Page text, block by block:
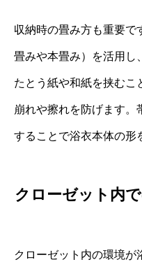
収納時の畳み方も重要で
畳みや本畳み）を活用し
たとう紙や和紙を挟むこ
崩れや擦れを防げます。
することで浴衣本体の形
クローゼット内
クローゼット内の環境が